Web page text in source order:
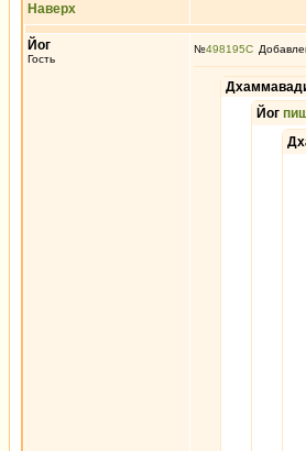
Наверх
Йог
Гость
№498195
Йог